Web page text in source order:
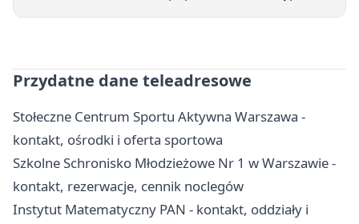
Przydatne dane teleadresowe
Stołeczne Centrum Sportu Aktywna Warszawa -
kontakt, ośrodki i oferta sportowa
Szkolne Schronisko Młodzieżowe Nr 1 w Warszawie -
kontakt, rezerwacje, cennik noclegów
Instytut Matematyczny PAN - kontakt, oddziały i